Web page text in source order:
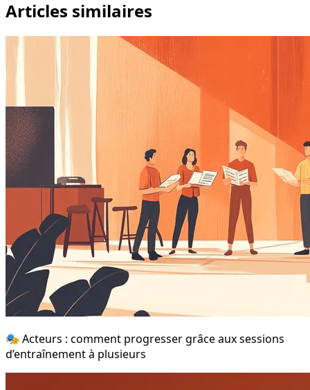
Articles similaires
🎭 Acteurs : comment progresser grâce aux sessions
d’entraînement à plusieurs